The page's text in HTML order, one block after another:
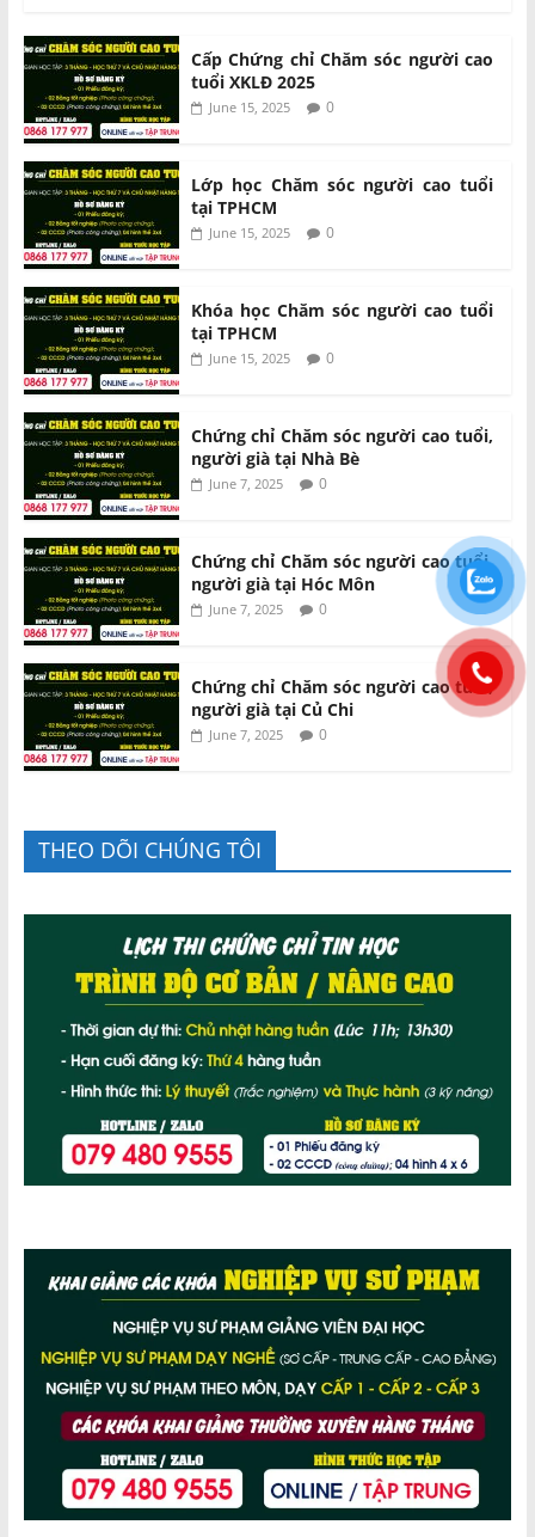
Cấp Chứng chỉ Chăm sóc người cao
tuổi XKLĐ 2025
June 15, 2025 0
Lớp học Chăm sóc người cao tuổi
tại TPHCM
June 15, 2025 0
Khóa học Chăm sóc người cao tuổi
tại TPHCM
June 15, 2025 0
Chứng chỉ Chăm sóc người cao tuổi,
người già tại Nhà Bè
June 7, 2025 0
Chứng chỉ Chăm sóc người cao tuổi,
người già tại Hóc Môn
June 7, 2025 0
Chứng chỉ Chăm sóc người cao tuổi,
người già tại Củ Chi
June 7, 2025 0
THEO DÕI CHÚNG TÔI